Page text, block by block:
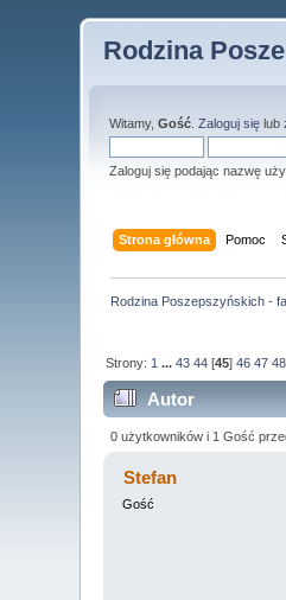
Rodzina
Witamy,Gość .Zaloguj się lub
Zaloguj się podając nazwę
Strona główna Pomoc
Rodzina Poszepszyńskich -
Strony: 1 ...43 44 [45]46 47 48
Autor
0 użytkowników i 1 Gość
Stefan
Gość